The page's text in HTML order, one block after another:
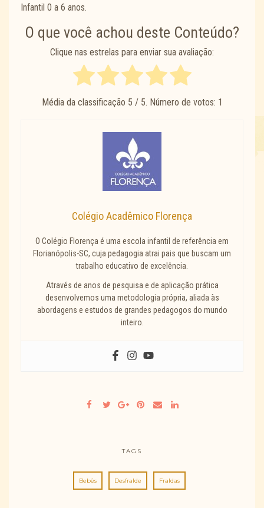
Infantil 0 a 6 anos.
O que você achou deste Conteúdo?
Clique nas estrelas para enviar sua avaliação:
Média da classificação 5 / 5. Número de votos: 1
Colégio Acadêmico Florença
O Colégio Florença é uma escola infantil de referência em
Florianópolis-SC, cuja pedagogia atrai pais que buscam um
trabalho educativo de excelência.
Através de anos de pesquisa e de aplicação prática
desenvolvemos uma metodologia própria, aliada às
abordagens e estudos de grandes pedagogos do mundo
inteiro.
TAGS
Bebês Desfralde Fraldas